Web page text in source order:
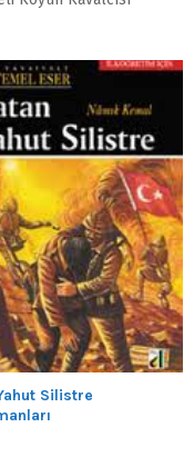
Silistre